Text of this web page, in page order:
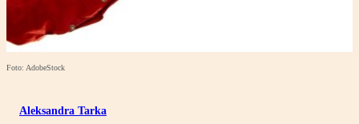
Foto: AdobeStock
Aleksandra Tarka